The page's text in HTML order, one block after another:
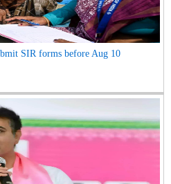
SIR forms before Aug 10